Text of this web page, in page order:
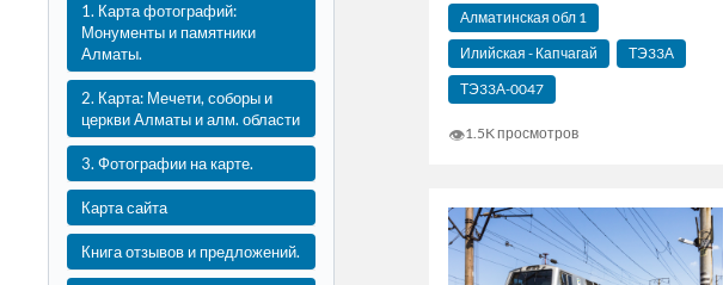
1. Карта фотографий:
Монументы и памятники
Алматы.
2. Карта: Мечети, соборы и
церкви Алматы и алм. области
3. Фотографии на карте.
Карта сайта
Книга отзывов и предложений.
Алматинская‬ обл 1
Илийская - Капчагай
ТЭ33А
ТЭ33А-0047
👁1.5K просмотров